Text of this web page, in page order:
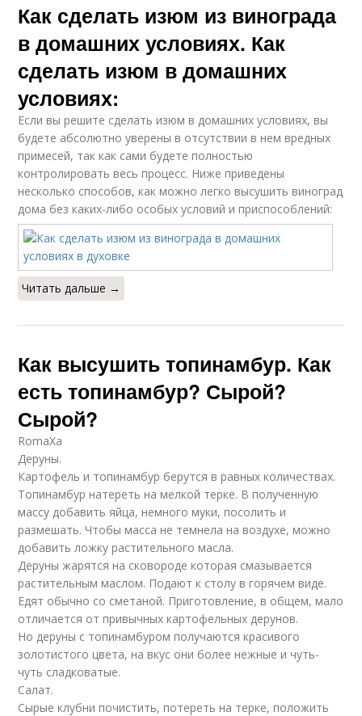
Как сделать изюм из винограда
в домашних условиях. Как
сделать изюм в домашних
условиях:
Если вы решите сделать изюм в домашних условиях, вы
будете абсолютно уверены в отсутствии в нем вредных
примесей, так как сами будете полностью
контролировать весь процесс. Ниже приведены
несколько способов, как можно легко высушить виноград
дома без каких-либо особых условий и приспособлений:
Читать дальше →
Как высушить топинамбур. Как
есть топинамбур? Сырой?
Сырой?
RomaXa
Деруны.
Картофель и топинамбур берутся в равных количествах.
Топинамбур натереть на мелкой терке. В полученную
массу добавить яйца, немного муки, посолить и
размешать. Чтобы масса не темнела на воздухе, можно
добавить ложку растительного масла.
Деруны жарятся на сковороде которая смазывается
растительным маслом. Подают к столу в горячем виде.
Едят обычно со сметаной. Приготовление, в общем, мало
отличается от привычных картофельных дерунов.
Но деруны с топинамбуром получаются красивого
золотистого цвета, на вкус они более нежные и чуть-
чуть сладковатые.
Салат.
Сырые клубни почистить, потереть на терке, положить